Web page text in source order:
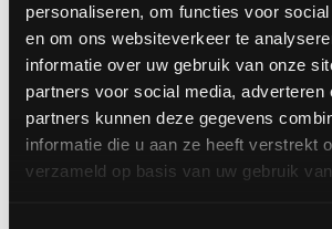
personaliseren, om functies voor
en om ons websiteverkeer te
informatie over uw gebruik van onze
partners voor social media, adverteren
partners kunnen deze gegevens
informatie die u aan ze heeft verstrekt
verzameld op basis van uw gebruik
Florist's Surprise Bouquet